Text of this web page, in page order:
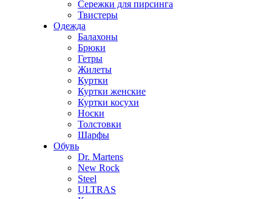
Сережки для пирсинга
Твистеры
Одежда
Балахоны
Брюки
Гетры
Жилеты
Куртки
Куртки женские
Куртки косухи
Носки
Толстовки
Шарфы
Обувь
Dr. Martens
New Rock
Steel
ULTRAS